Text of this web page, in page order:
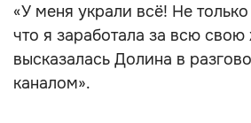
«У меня украли всё! Не
что я заработала за всю
высказалась Долина в
каналом».